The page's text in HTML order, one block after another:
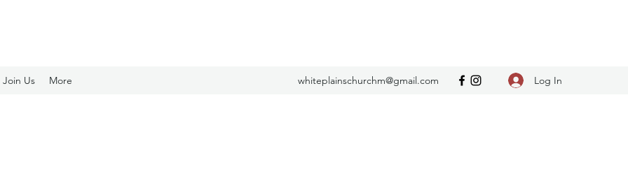
Join Us More whiteplainschurchm@gmail.com Log In